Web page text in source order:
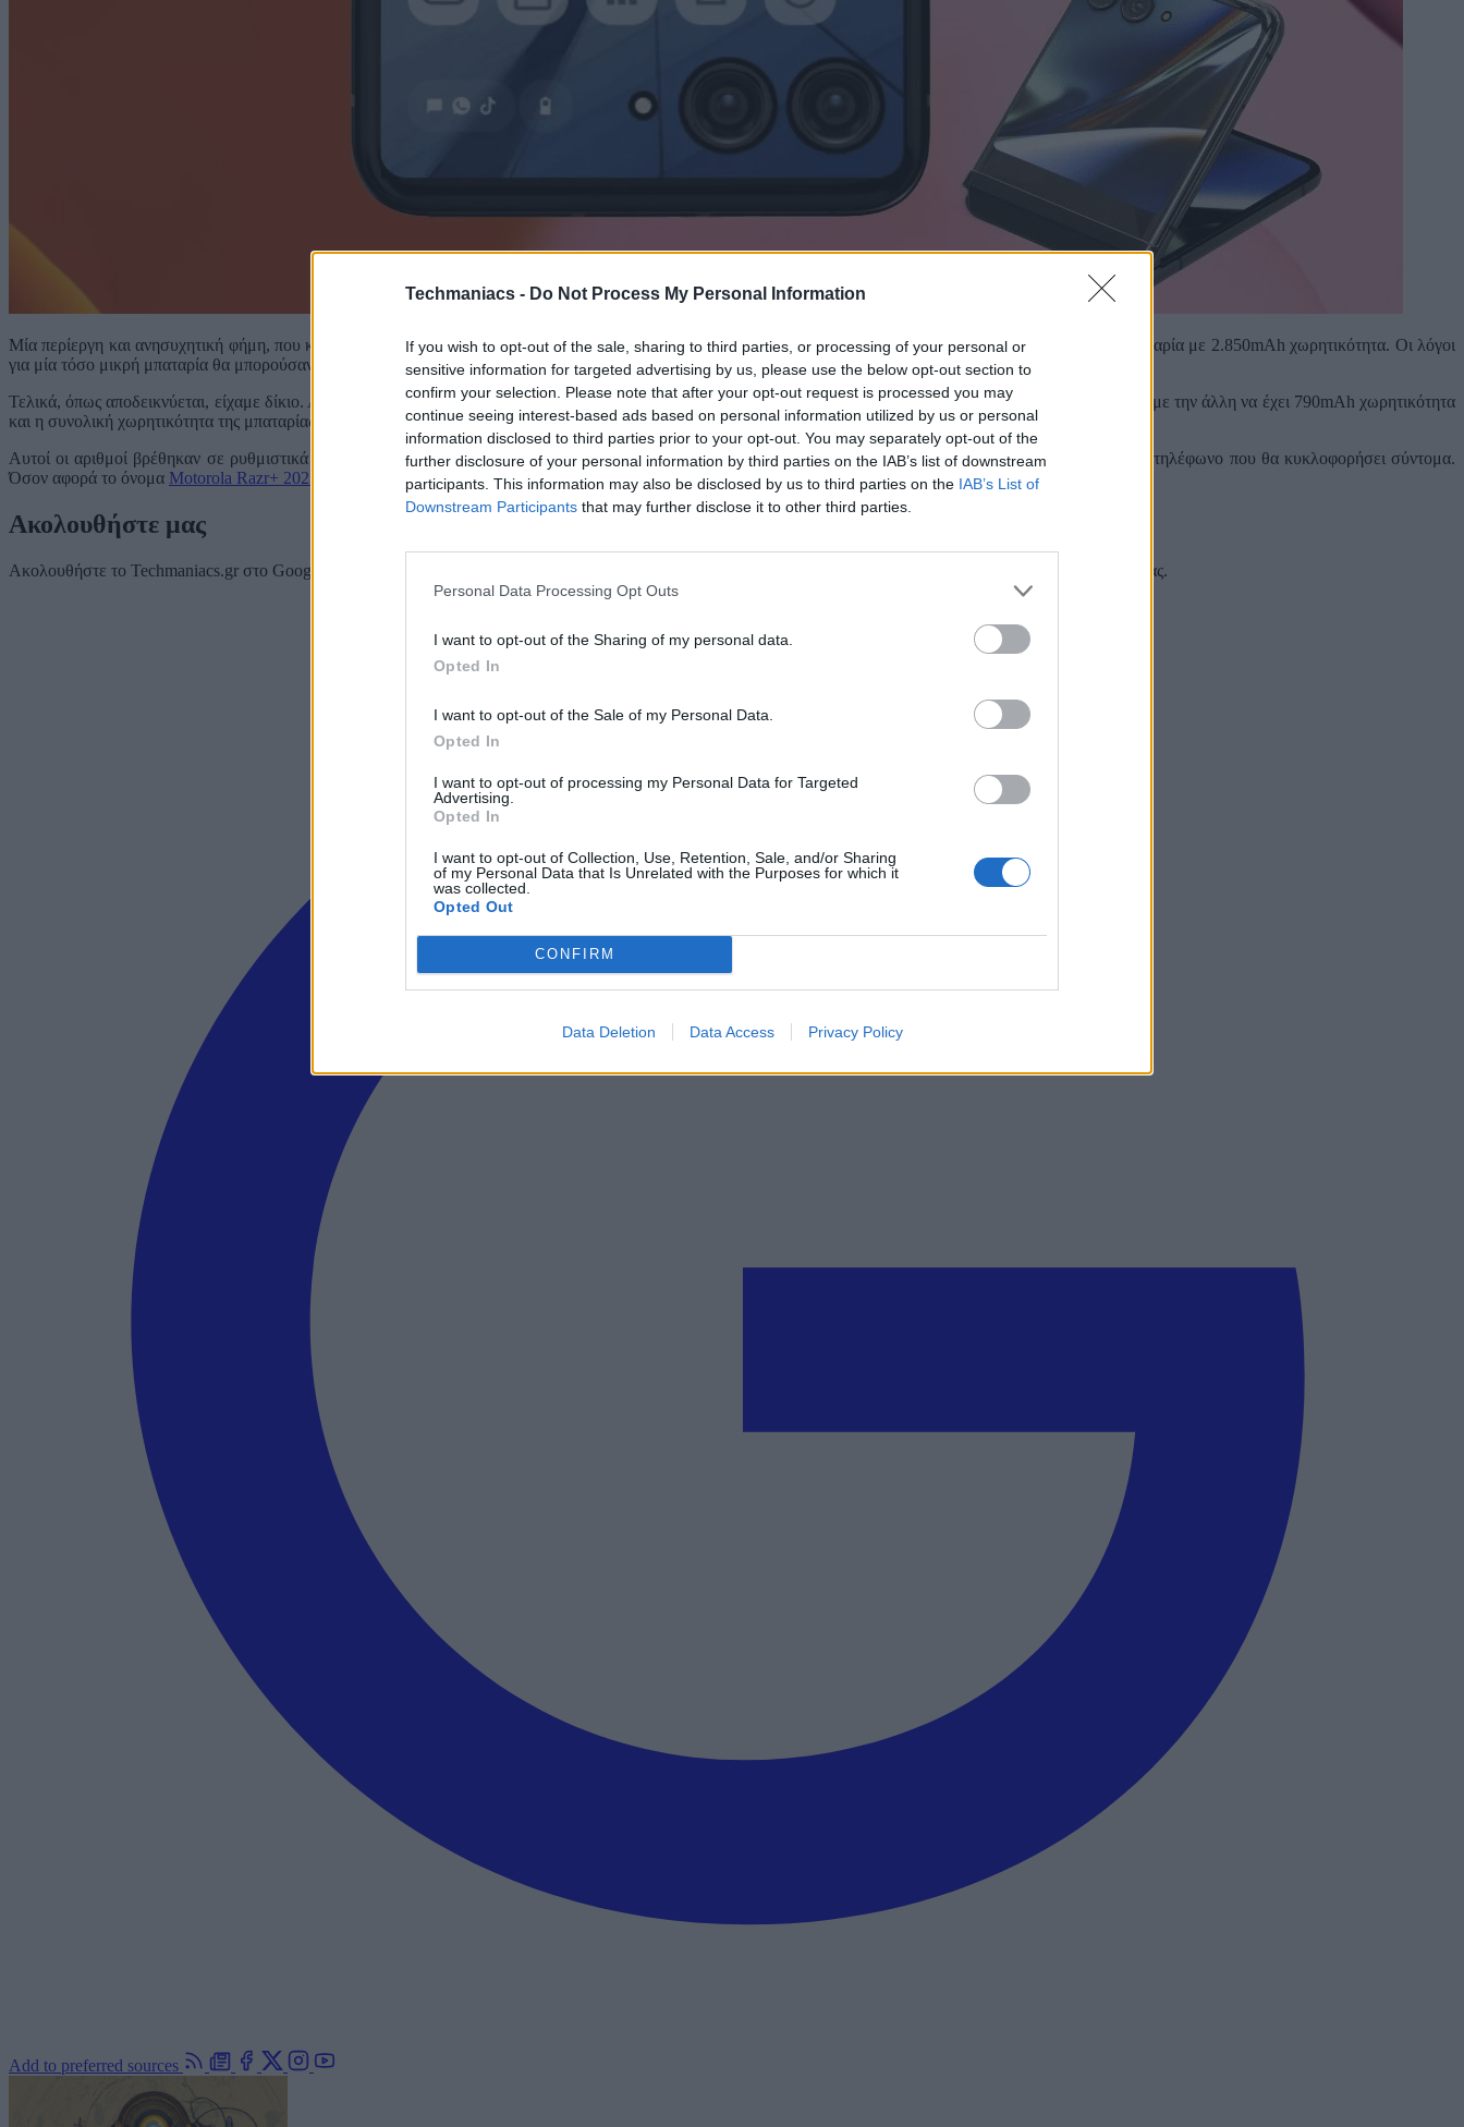
Techmaniacs - Do Not Process My Personal Information
If you wish to opt-out of the sale, sharing to third parties, or processing of your personal or
sensitive information for targeted advertising by us, please use the below opt-out section to
confirm your selection. Please note that after your opt-out request is processed you may
continue seeing interest-based ads based on personal information utilized by us or personal
information disclosed to third parties prior to your opt-out. You may separately opt-out of the
further disclosure of your personal information by third parties on the IAB’s list of downstream
participants. This information may also be disclosed by us to third parties on the IAB’s List of
Downstream Participants that may further disclose it to other third parties.
Personal Data Processing Opt Outs
I want to opt-out of the Sharing of my personal data.
Opted In
I want to opt-out of the Sale of my Personal Data.
Opted In
I want to opt-out of processing my Personal Data for Targeted
Advertising.
Opted In
I want to opt-out of Collection, Use, Retention, Sale, and/or Sharing
of my Personal Data that Is Unrelated with the Purposes for which it
was collected.
Opted Out
CONFIRM
Data Deletion Data Access Privacy Policy
Μία περίεργη και ανησυχητική φήμη, που κυκλοφόρησε πριν από μερικές εβδομάδες, έλεγε ότι το Motorola Razr+ 2023 θα έχει μια ανεξήγητα μικροσκοπική μπαταρία με 2.850mAh χωρητικότητα. Οι λόγοι
για μία τόσο μικρή μπαταρία θα μπορούσαν να είναι πολλοί, αλλά τότε είχαμε πει πως μάλλον αυτό το νούμερο αφορά μία από τις δύο κυψέλες.
Τελικά, όπως αποδεικνύεται, είχαμε δίκιο. Αυτή είναι σχεδόν σίγουρα μία από τις δύο διαφορετικές κυψέλες στο εσωτερικό του επερχόμενου foldable smartphone, με την άλλη να έχει 790mAh χωρητικότητα
και η συνολική χωρητικότητα της μπαταρίας του Razr+ 2023 να αγγίζει τα 3.640mAh.
Αυτοί οι αριθμοί βρέθηκαν σε ρυθμιστικά έγγραφα της FCC, οπότε, παρόλο που δεν είναι τεχνικά επίσημοι ή 100% εγγυημένοι, πιθανότατα ανήκουν σε κάποια τηλέφωνο που θα κυκλοφορήσει σύντομα.
Όσον αφορά το όνομα Motorola Razr+ 2023 , δεν είναι ακόμη βέβαιο ότι ισχύει.
Ακολουθήστε μας
Ακολουθήστε το Techmaniacs.gr στο Google News για να διαβάζετε πρώτοι όλα τα τεχνολογικά νέα, ή προσθέστε μας στον RSS feed reader και στα social media σας.
Add to preferred sources